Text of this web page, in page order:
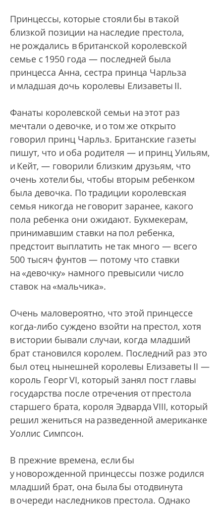
Принцессы, которые стояли бы в такой
близкой позиции на наследие престола,
не рождались в британской королевской
семье с 1950 года — последней была
принцесса Анна, сестра принца Чарльза
и младшая дочь королевы Елизаветы II.
Фанаты королевской семьи на этот раз
мечтали о девочке, и о том же открыто
говорил принц Чарльз. Британские газеты
пишут, что и оба родителя — и принц Уильям,
и Кейт, — говорили близким друзьям, что
очень хотели бы, чтобы вторым ребенком
была девочка. По традиции королевская
семья никогда не говорит заранее, какого
пола ребенка они ожидают. Букмекерам,
принимавшим ставки на пол ребенка,
предстоит выплатить не так много — всего
500 тысяч фунтов — потому что ставки
на «девочку» намного превысили число
ставок на «мальчика».
Очень маловероятно, что этой принцессе
когда-либо суждено взойти на престол, хотя
в истории бывали случаи, когда младший
брат становился королем. Последний раз это
был отец нынешней королевы Елизаветы II —
король Георг VI, который занял пост главы
государства после отречения от престола
старшего брата, короля Эдварда VIII, который
решил жениться на разведенной американке
Уоллис Симпсон.
В прежние времена, если бы
у новорожденной принцессы позже родился
младший брат, она была бы отодвинута
в очереди наследников престола. Однако